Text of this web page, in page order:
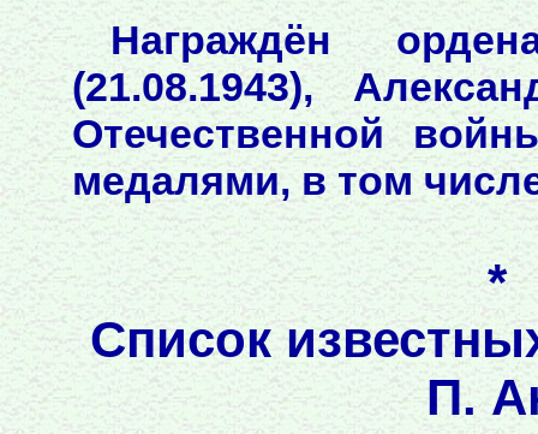
Награждён
(21.08.1943),
Отечественной
медалями, в том
Список
П.